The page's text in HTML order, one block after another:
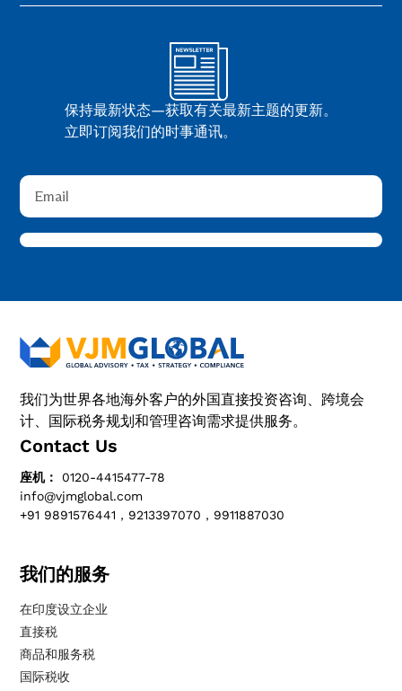
保持最新状态—获取有关最新主题的更新。
立即订阅我们的时事通讯。
我们为世界各地海外客户的外国直接投资咨询、跨境会
计、国际税务规划和管理咨询需求提供服务。
Contact Us
座机：
0120-4415477-78
info@vjmglobal.com
+91 9891576441，9213397070，9911887030
我们的服务
在印度设立企业
直接税
商品和服务税
国际税收